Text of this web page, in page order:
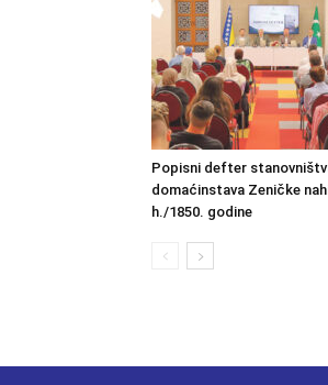
Popisni defter
domaćinstava Zeničke
h./1850. godine